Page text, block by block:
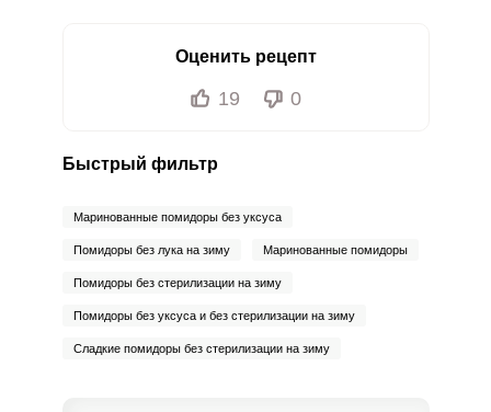
Оценить рецепт
19 0
Быстрый фильтр
Маринованные помидоры без уксуса
Помидоры без лука на зиму Маринованные помидоры
Помидоры без стерилизации на зиму
Помидоры без уксуса и без стерилизации на зиму
Сладкие помидоры без стерилизации на зиму